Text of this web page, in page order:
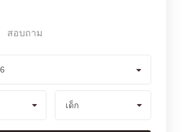
สอบถาม